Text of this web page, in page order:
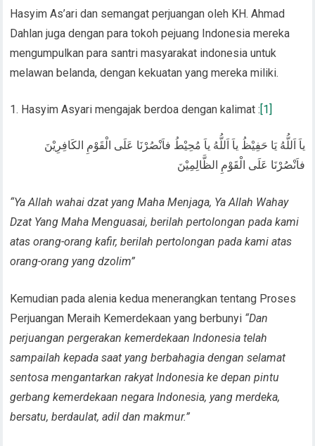
Hasyim As’ari dan semangat perjuangan oleh KH. Ahmad
Dahlan juga dengan para tokoh pejuang Indonesia mereka
mengumpulkan para santri masyarakat indonesia untuk
melawan belanda, dengan kekuatan yang mereka miliki.
Hasyim Asyari mengajak berdoa dengan kalimat :[1]
ياَ اَللُّهُ يَا حَفِيْظُ ياَ اَللُّهُ ياَ مُحِيْطُ فاَنْصُرْنَا عَلَى الْقَوْمِ الكَافِرِيْنَ
فاَنْصُرْنَا عَلَى الْقَوْمِ الظَّالِمِيْنَ
“Ya Allah wahai dzat yang Maha Menjaga, Ya Allah Wahay
Dzat Yang Maha Menguasai, berilah pertolongan pada kami
atas orang-orang kafir, berilah pertolongan pada kami atas
orang-orang yang dzolim”
Kemudian pada alenia kedua menerangkan tentang Proses
Perjuangan Meraih Kemerdekaan yang berbunyi “Dan
perjuangan pergerakan kemerdekaan Indonesia telah
sampailah kepada saat yang berbahagia dengan selamat
sentosa mengantarkan rakyat Indonesia ke depan pintu
gerbang kemerdekaan negara Indonesia, yang merdeka,
bersatu, berdaulat, adil dan makmur.”